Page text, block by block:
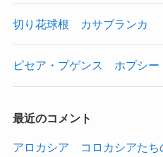
切り花球根 カサブランカ
ピセア・プゲンス ホプシ
最近のコメント
アロカシア コロカシアたち